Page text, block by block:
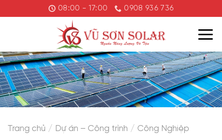
đến
08:00 - 17:00 0908 936 736
Trang chủ / Dự án – Công trình / Công Nghiệp